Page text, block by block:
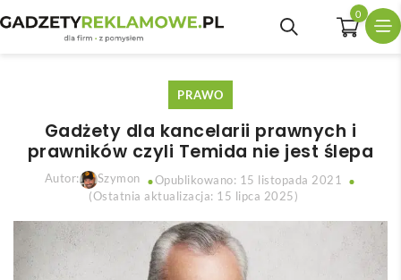
0
PRAWO
Gadżety dla kancelarii prawnych i
prawników czyli Temida nie jest ślepa
Autor: Szymon
Opublikowano: 15 listopada 2021
(Ostatnia aktualizacja: 15 lipca 2025)